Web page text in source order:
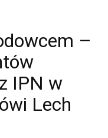
–
IPN w
Lech